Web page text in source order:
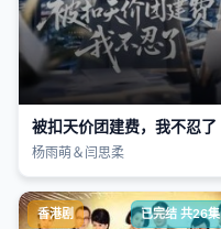
被扣天价团建费，我不忍了
杨雨萌＆闫思柔
香港剧 已完结 共26集